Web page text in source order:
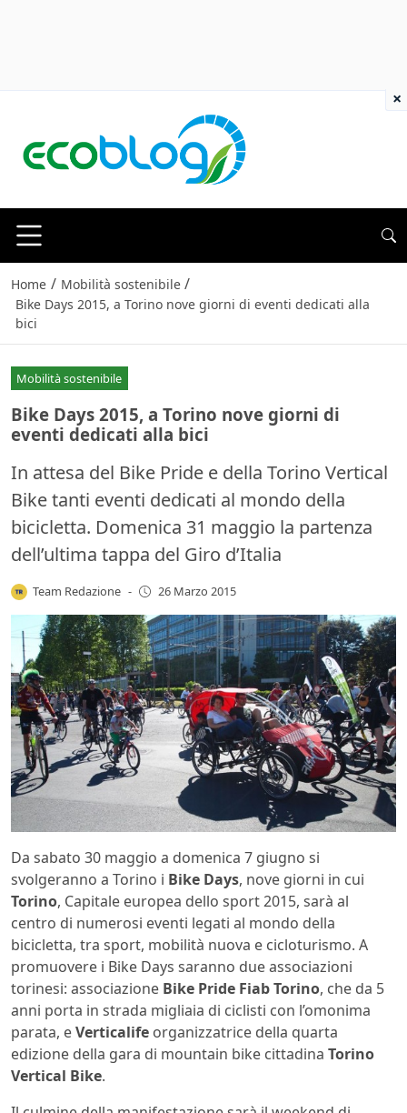
Home / Mobilità sostenibile /
Bike Days 2015, a Torino nove giorni di eventi dedicati alla
bici
Mobilità sostenibile
Bike Days 2015, a Torino nove giorni di
eventi dedicati alla bici
In attesa del Bike Pride e della Torino Vertical
Bike tanti eventi dedicati al mondo della
bicicletta. Domenica 31 maggio la partenza
dell’ultima tappa del Giro d’Italia
Team Redazione - 26 Marzo 2015
Da sabato 30 maggio a domenica 7 giugno si
svolgeranno a Torino i Bike Days, nove giorni in cui
Torino, Capitale europea dello sport 2015, sarà al
centro di numerosi eventi legati al mondo della
bicicletta, tra sport, mobilità nuova e cicloturismo. A
promuovere i Bike Days saranno due associazioni
torinesi: associazione Bike Pride Fiab Torino, che da 5
anni porta in strada migliaia di ciclisti con l’omonima
parata, eVerticalife organizzatrice della quarta
edizione della gara di mountain bike cittadina Torino
Vertical Bike.
×